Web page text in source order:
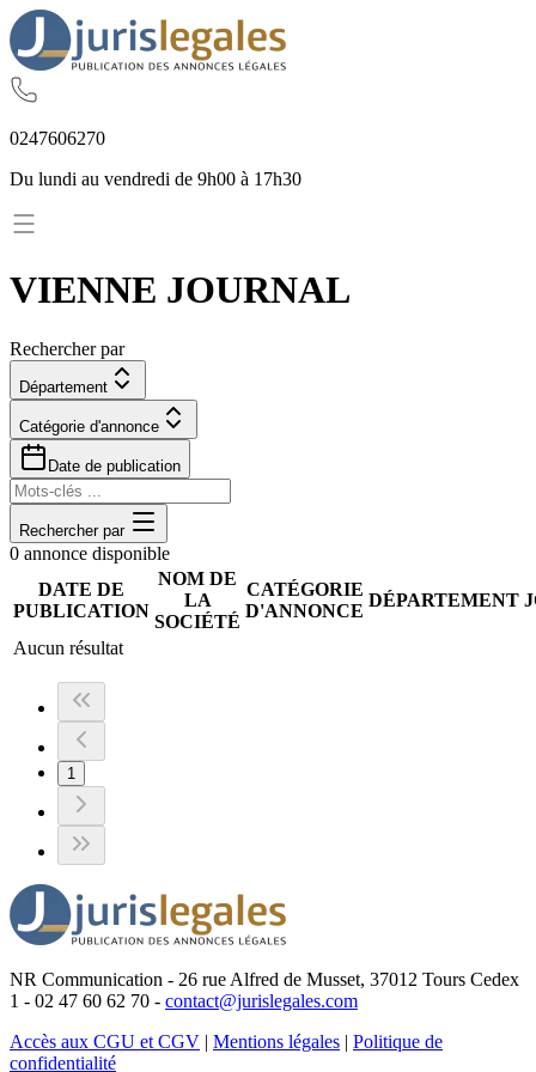
0247606270
Du lundi au vendredi de 9h00 à 17h30
VIENNE JOURNAL
Rechercher par
Département
Catégorie d'annonce
Date de publication
Rechercher par
0 annonce disponible
DATE DE
PUBLICATION
NOM DE
LA
SOCIÉTÉ
CATÉGORIE
D'ANNONCE
DÉPARTEMENT
Aucun résultat
1
NR Communication - 26 rue Alfred de Musset, 37012 Tours Cedex
1 - 02 47 60 62 70 - contact@jurislegales.com
Accès aux CGU et CGV | Mentions légales | Politique de
confidentialité